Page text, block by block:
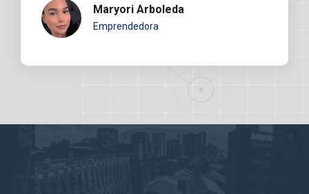
Maryori Arboleda
Emprendedora